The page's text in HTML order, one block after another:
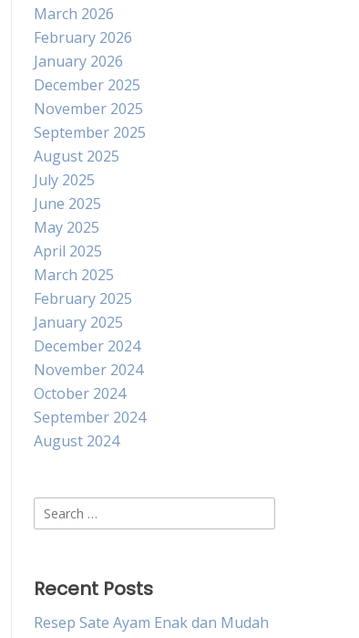
March 2026
February 2026
January 2026
December 2025
November 2025
September 2025
August 2025
July 2025
June 2025
May 2025
April 2025
March 2025
February 2025
January 2025
December 2024
November 2024
October 2024
September 2024
August 2024
Search
for:
Recent Posts
Resep Sate Ayam Enak dan Mudah